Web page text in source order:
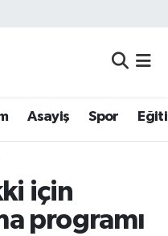
Asayiş Spor
için
programı
Haritası
ve Fikstür